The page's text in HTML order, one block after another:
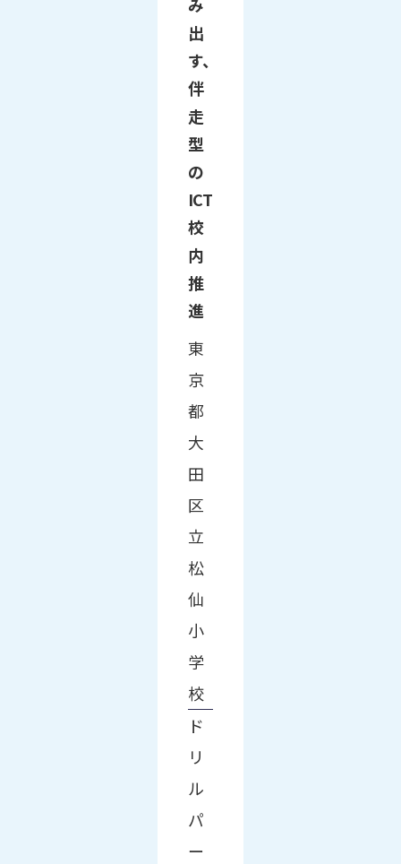
み
出
す、
伴
走
型
の
ICT
校
内
推
進
東
京
都
大
田
区
立
松
仙
小
学
校
ド
リ
ル
パ
ー